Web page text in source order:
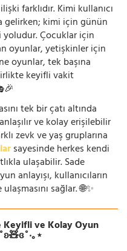
farklıdır. Kimi kullanıcı
gelirken; kimi için günün
Çocuklar için
oyunlar, yetişkinler için
oyunlar, tek başına
keyifli vakit
tek bir çatı altında
ve kolay erişilebilir
zevk ve yaş gruplarına
sayesinde herkes kendi
ulaşabilir. Sade
anlayışı, kullanıcıların
sağlar. 🌐✨
ve Kolay Oyun
｡⋆